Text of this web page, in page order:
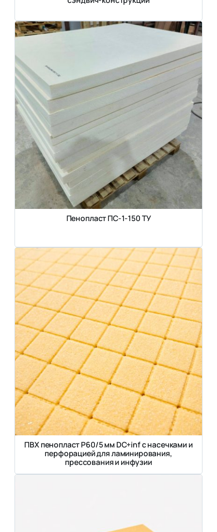
Пенопласт ПС-1-150 ТУ
ПВХ пенопласт Р60/5 мм DC+inf с насечками и
перфорацией для ламинирования,
прессования и инфузии